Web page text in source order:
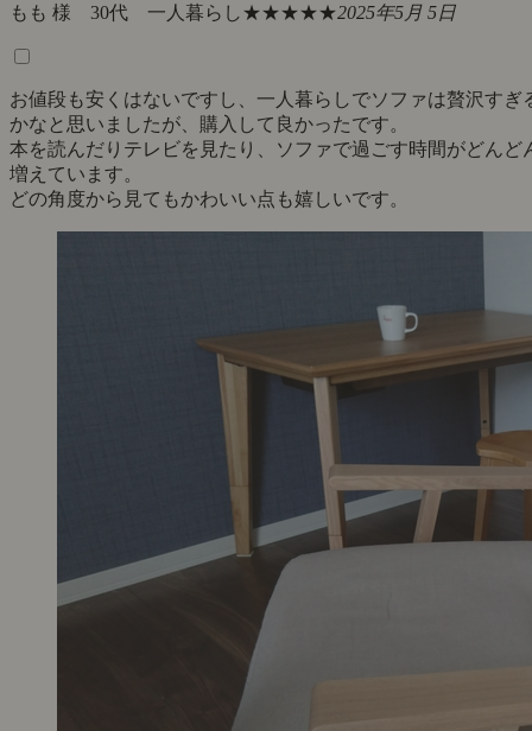
もも 様 30代 一人暮らし★★★★★2025年5月 5日
お値段も安くはないですし、一人暮らしでソファは贅沢すぎ
かなと思いましたが、購入して良かったです。
本を読んだりテレビを見たり、ソファで過ごす時間がどんど
増えています。
どの角度から見てもかわいい点も嬉しいです。